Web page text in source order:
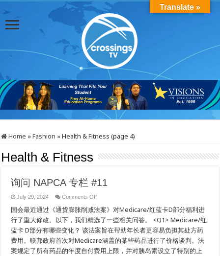
Home »Fashion »Health & Fitness (page 4)
Health & Fitness
询问 NAPCA 专栏 #11
July 29, 2024 Comments Offon
问
NAPCA
专
栏
#11
国会最近通过《通货膨胀削减法案》对Medicare/红蓝卡D部分福利进
行了重大修改。以下，我们精选了一些相关问答。 <Q1> Medicare/红
蓝卡 D部分有哪些变化？ 该法案旨在帮助年长者更容易负担其处方药
费用。联邦政府首次对Medicare涵盖的某些药品进行了价格谈判。法
案规定了所有药品的年度自付费用上限，并对胰岛素设立了特别的上
Translate »